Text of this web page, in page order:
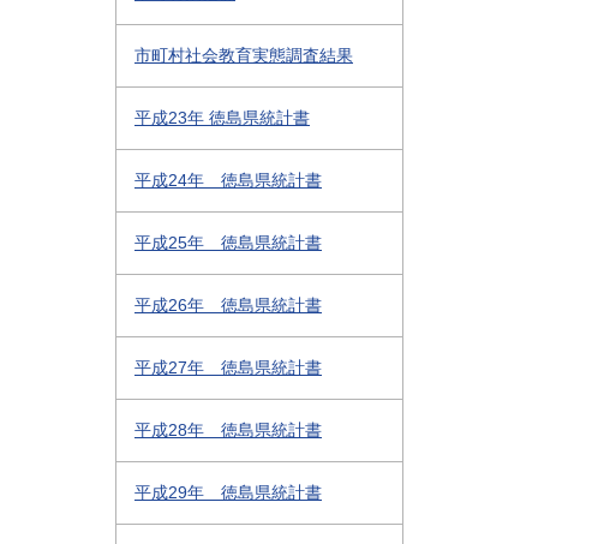
市町村社会教育実態調査結果
平成23年 徳島県統計書
平成24年 徳島県統計書
平成25年 徳島県統計書
平成26年 徳島県統計書
平成27年 徳島県統計書
平成28年 徳島県統計書
平成29年 徳島県統計書